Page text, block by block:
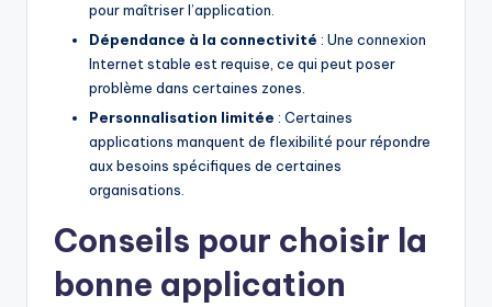
pour maîtriser l’application.
Dépendance à la connectivité : Une connexion
Internet stable est requise, ce qui peut poser
problème dans certaines zones.
Personnalisation limitée : Certaines
applications manquent de flexibilité pour répondre
aux besoins spécifiques de certaines
organisations.
Conseils pour choisir la
bonne application